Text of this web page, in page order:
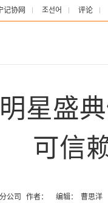
记协网 조선어 评论
星盛
可信
公司 作者： 编辑： 曹思洋